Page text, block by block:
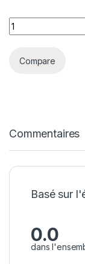
quantité Cache
Compare
Commentaires
Basé sur
0.0
dans